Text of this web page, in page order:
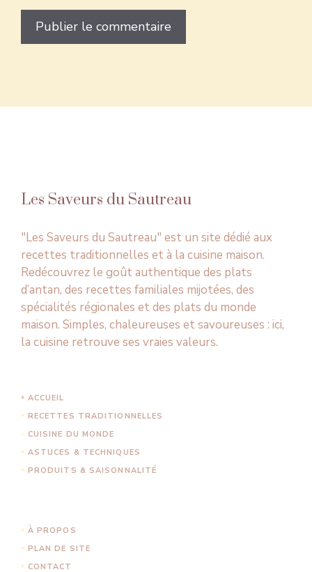
Les Saveurs du Sautreau
"Les Saveurs du Sautreau" est un site dédié aux
recettes traditionnelles et à la cuisine maison.
Redécouvrez le goût authentique des plats
d’antan, des recettes familiales mijotées, des
spécialités régionales et des plats du monde
maison. Simples, chaleureuses et savoureuses : ici,
la cuisine retrouve ses vraies valeurs.
ACCUEIL
RECETTES TRADITIONNELLES
CUISINE DU MONDE
ASTUCES & TECHNIQUES
PRODUITS & SAISONNALITÉ
À PROPOS
PLAN DE SITE
CONTACT